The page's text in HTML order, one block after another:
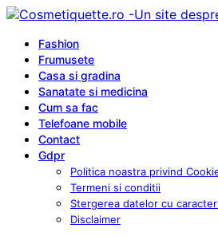
Fashion
Frumusete
Casa si gradina
Sanatate si medicina
Cum sa fac
Telefoane mobile
Contact
Gdpr
Politica noastra privind
Termeni si conditii
Stergerea datelor cu
Disclaimer